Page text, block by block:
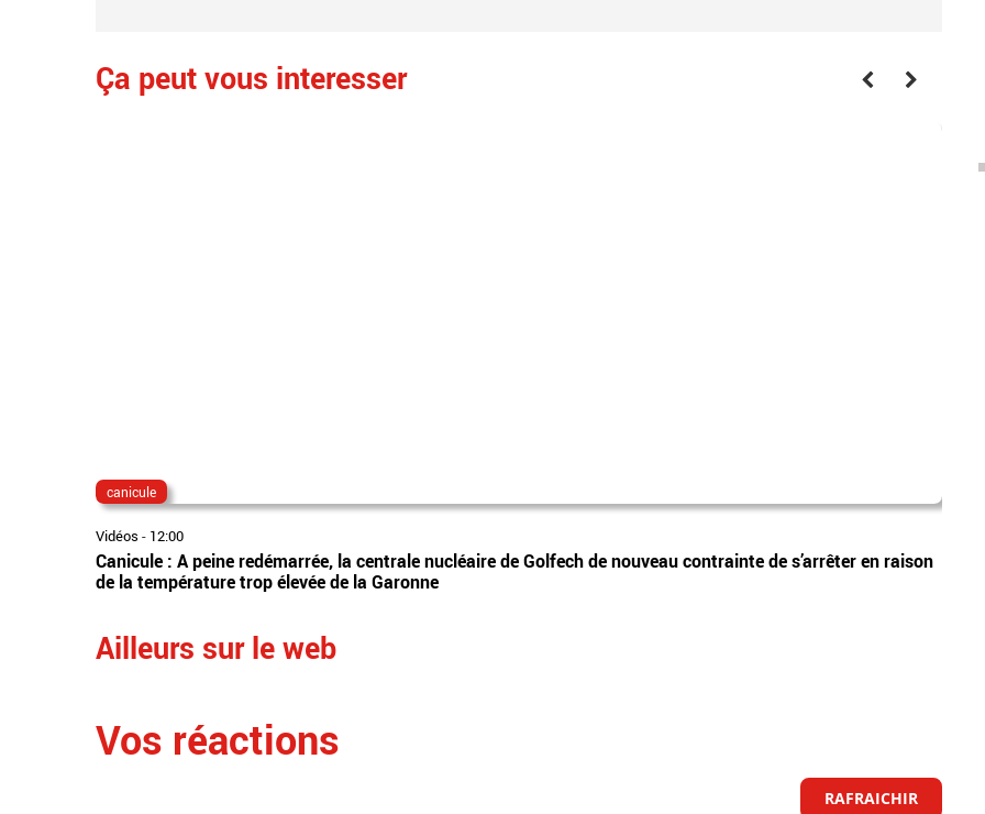
Ça peut vous interesser
canicule
Vidéos - 12:00
Canicule : A peine redémarrée, la centrale nucléaire de Golfech de nouveau contrainte de s’arrêter en raison
de la température trop élevée de la Garonne
Ailleurs sur le web
Vos réactions
RAFRAICHIR